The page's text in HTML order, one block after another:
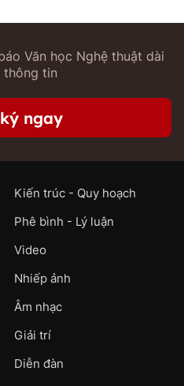
Văn học Nghệ thuật dài
thông tin
ngay
Kiến trúc - Quy hoạch
Phê bình - Lý luận
Video
Nhiếp ảnh
Âm nhạc
Giải trí
Diễn đàn